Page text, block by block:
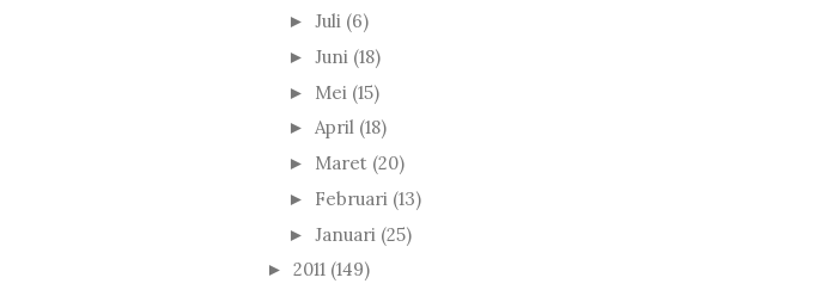
► Juli (6)
► Juni (18)
► Mei (15)
► April (18)
► Maret (20)
► Februari (13)
► Januari (25)
► 2011 (149)